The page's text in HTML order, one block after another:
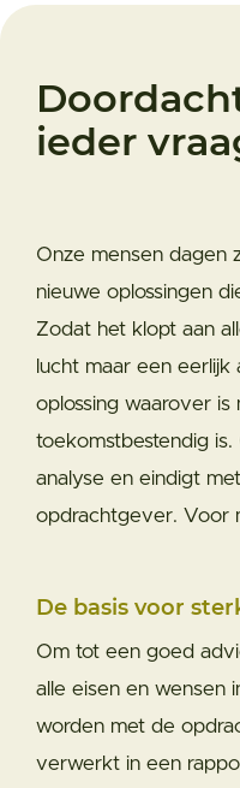
ieder
Onze mensen dagen
nieuwe oplossingen
Zodat het klopt aan
lucht maar een eerlijk
oplossing waarover is
toekomstbestendig
analyse en eindigt
opdrachtgever. Voor
De basis voor
Om tot een goed
alle eisen en wensen
worden met de
verwerkt in een